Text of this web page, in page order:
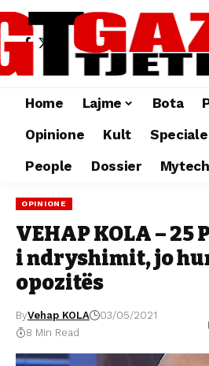
Home Lajme Bota
Opinione
Kult Speciale
People
Dossier Mytech
OPINIONE
VEHAP KOLA –
i ndryshimit, jo
opozitës
ByVehap KOLA
03/05/2021
8 Min Read